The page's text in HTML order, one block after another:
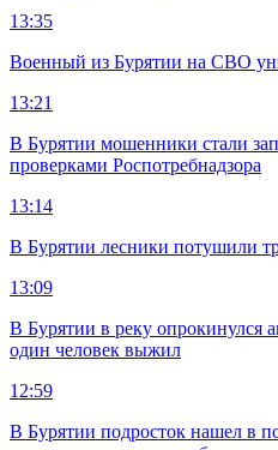
13:35
Военный из Бурятии на СВО
13:21
В Бурятии мошенники стали
проверками Роспотребнадзора
13:14
В Бурятии лесники потушили
13:09
В Бурятии в реку опрокинулся
один человек выжил
12:59
В Бурятии подросток нашел в